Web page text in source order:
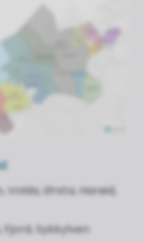
Volda, Ørsta, Hareid,
Sykkylven